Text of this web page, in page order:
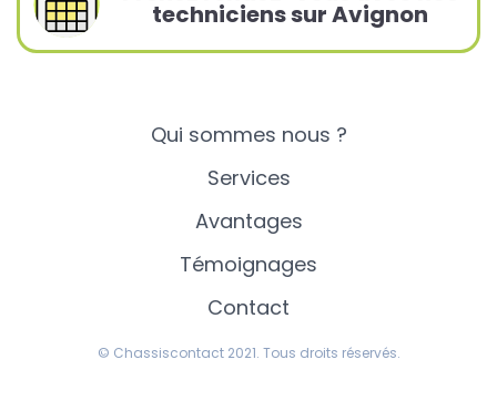
techniciens sur Avignon
Qui sommes nous ?
Services
Avantages
Témoignages
Contact
© Chassiscontact 2021. Tous droits réservés.